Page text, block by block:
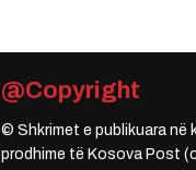
@Copyright
© Shkrimet e publikuara në
prodhime të Kosova Post